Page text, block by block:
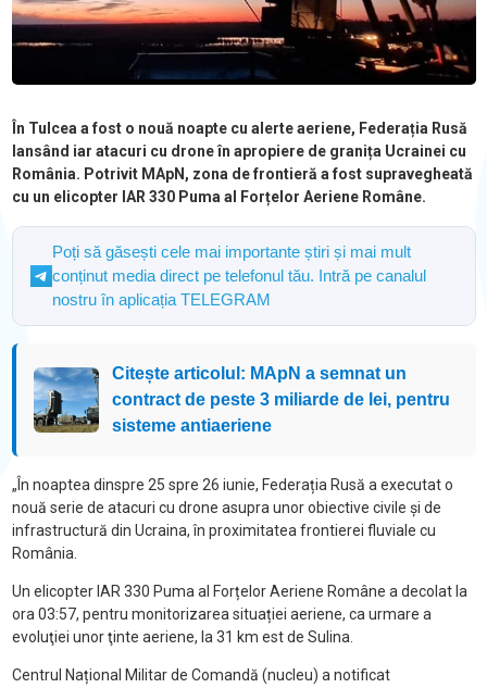
În Tulcea a fost o nouă noapte cu alerte aeriene, Federația Rusă
lansând iar atacuri cu drone în apropiere de granița Ucrainei cu
România. Potrivit MApN, zona de frontieră a fost supravegheată
cu un elicopter IAR 330 Puma al Forțelor Aeriene Române.
Poți să găsești cele mai importante știri și mai mult
conținut media direct pe telefonul tău. Intră pe canalul
nostru în aplicația TELEGRAM
Citește articolul: MApN a semnat un
contract de peste 3 miliarde de lei, pentru
sisteme antiaeriene
„În noaptea dinspre 25 spre 26 iunie, Federația Rusă a executat o
nouă serie de atacuri cu drone asupra unor obiective civile și de
infrastructură din Ucraina, în proximitatea frontierei fluviale cu
România.
Un elicopter IAR 330 Puma al Forțelor Aeriene Române a decolat la
ora 03:57, pentru monitorizarea situației aeriene, ca urmare a
evoluţiei unor ţinte aeriene, la 31 km est de Sulina.
Centrul Național Militar de Comandă (nucleu) a notificat